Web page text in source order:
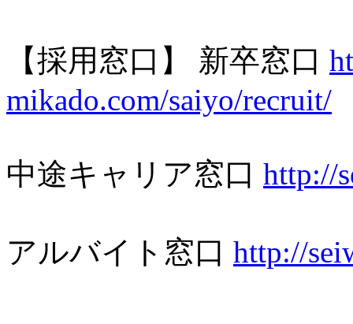
【採用窓口】 新卒窓口
mikado.com/saiyo/recruit/
中途キャリア窓口 http://
アルバイト窓口 http://